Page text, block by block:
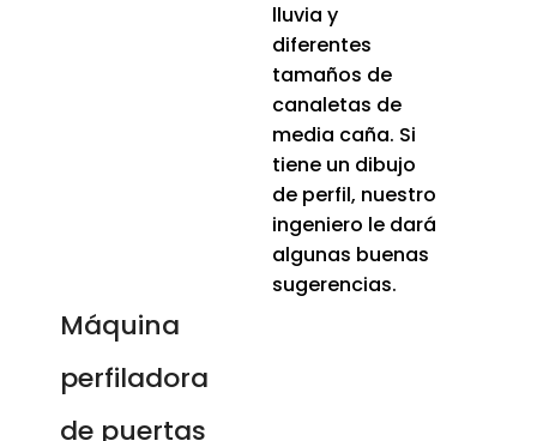
lluvia y
diferentes
tamaños de
canaletas de
media caña. Si
tiene un dibujo
de perfil, nuestro
ingeniero le dará
algunas buenas
sugerencias.
Máquina
perfiladora
de puertas